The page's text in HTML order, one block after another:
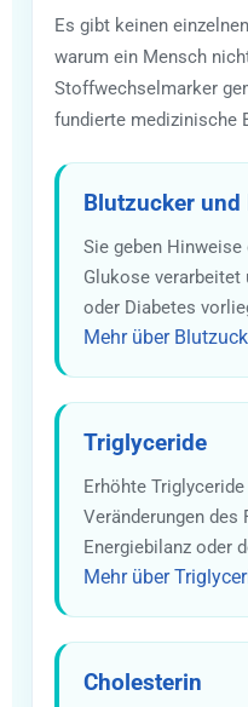
Es gibt keinen
warum ein Mensch
Stoffwechselmarker
fundierte medizinische
Blutzucker und
Sie geben
Glukose verarbeitet
oder Diabetes
Mehr über
Triglyceride
Erhöhte
Veränderungen
Energiebilanz oder
Mehr über
Cholesterin